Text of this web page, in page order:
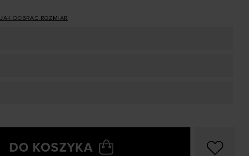
JAK DOBRAĆ ROZMIAR
DO KOSZYKA